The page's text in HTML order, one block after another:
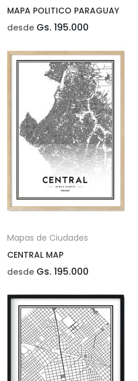
MAPA POLITICO PARAGUAY
desde Gs. 195.000
Mapas de Ciudades
CENTRAL MAP
desde Gs. 195.000